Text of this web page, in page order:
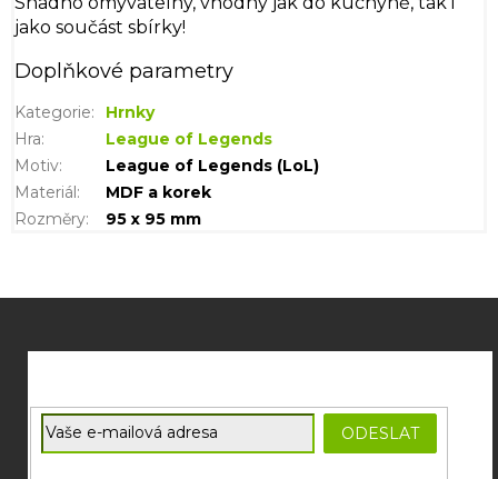
jako součást sbírky!
Doplňkové parametry
Kategorie:
Hrnky
Hra:
League of Legends
Motiv:
League of Legends (LoL)
Materiál:
MDF a korek
Rozměry: 95 x 95 mm
E-mail
ODESLAT